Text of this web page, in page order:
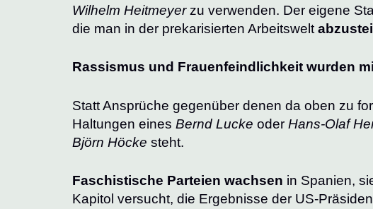
Wilhelm Heitmeyer zu verwenden. Der eigene
die man in der prekarisierten Arbeitswelt
Rassismus und Frauenfeindlichkeit wurden
Statt Ansprüche gegenüber denen da oben zu
Haltungen eines Bernd Lucke oder Hans-Olaf
Björn Höcke steht.
Faschistische Parteien wachsen in Spanien,
Kapitol versucht, die Ergebnisse der US-